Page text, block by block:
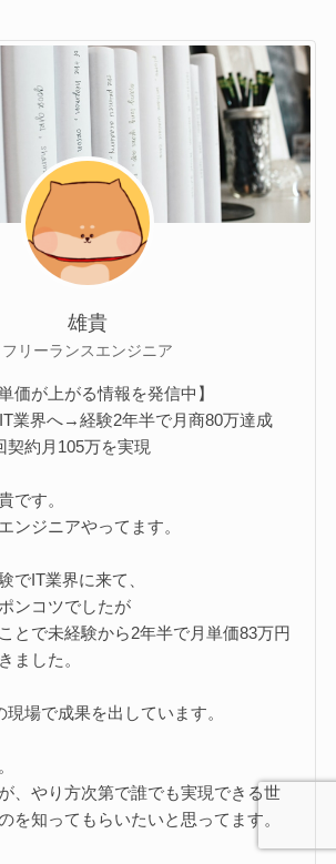
雄貴
フリーランスエンジニア
価が上がる情報を発信中】
業界へ→経験2年半で月商80万達成
契約月105万を実現
です。
ンジニアやってます。
でIT業界に来て、
ンコツでしたが
とで未経験から2年半で月単価83万円
ました。
場で成果を出しています。
、やり方次第で誰でも実現できる世
を知ってもらいたいと思ってます。